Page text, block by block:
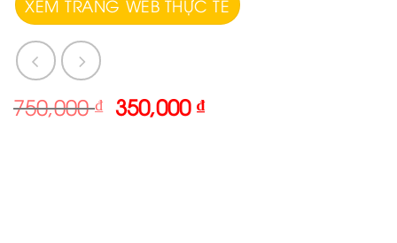
XEM TRANG WEB THỰC TẾ
750,000₫ Giá
gốc
350,000₫Giá